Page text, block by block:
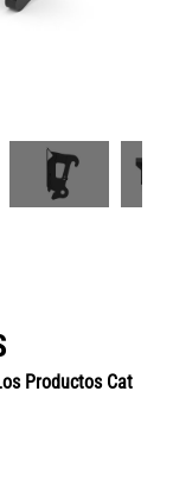
Productos Cat